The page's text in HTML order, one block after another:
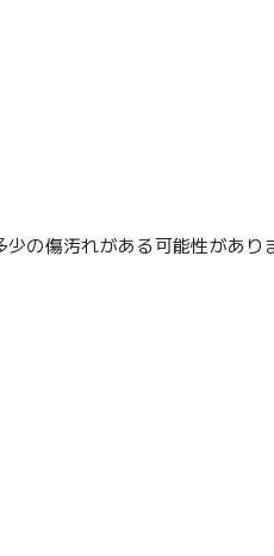
の傷汚れがある可能性があり